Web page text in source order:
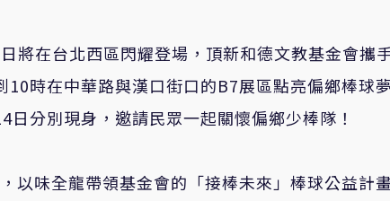
將在台北西區閃耀登場，頂新和德文教基金會攜
10時在中華路與漢口街口的B7展區點亮偏鄉棒球
日分別現身，邀請民眾一起關懷偏鄉少棒隊！
以味全龍帶領基金會的「接棒未來」棒球公益計